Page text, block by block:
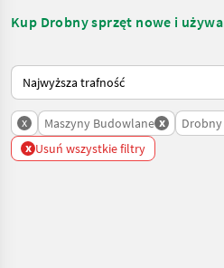
Kup Drobny sprzęt nowe i
Tak sortuje się na Landwirt.com
x Maszyny Budowlane x
x Usuń wszystkie filtry